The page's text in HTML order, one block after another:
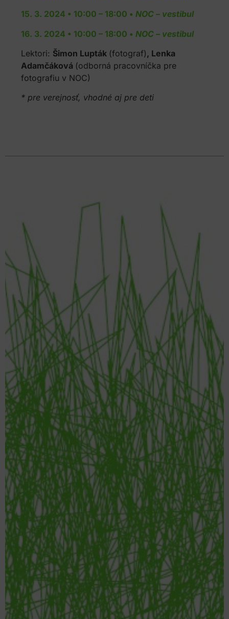
15. 3. 2024 • 10:00 – 18:00 •NOC – vestibul
16. 3. 2024 • 10:00 – 18:00 •NOC – vestibul
Lektori: Šimon Lupták (fotograf) , Lenka
Adamčáková (odborná pracovníčka pre
fotografiu v NOC)
* pre verejnosť, vhodné aj pre deti